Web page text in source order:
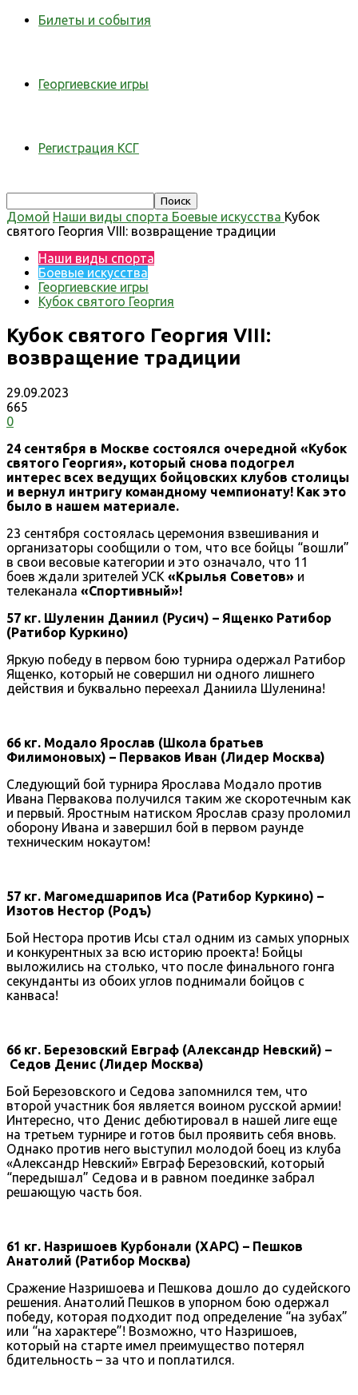
Билеты и события
Георгиевские игры
Регистрация КСГ
Домой Наши виды спорта Боевые искусства Кубок
святого Георгия VIII: возвращение традиции
Наши виды спорта
Боевые искусства
Георгиевские игры
Кубок святого Георгия
Кубок святого Георгия VIII:
возвращение традиции
29.09.2023
665
0
24 сентября в Москве состоялся очередной «Кубок
святого Георгия», который снова подогрел
интерес всех ведущих бойцовских клубов столицы
и вернул интригу командному чемпионату! Как это
было в нашем материале.
23 сентября состоялась церемония взвешивания и
организаторы сообщили о том, что все бойцы “вошли”
в свои весовые категории и это означало, что 11
боев ждали зрителей УСК «Крылья Советов» и
телеканала «Спортивный»!
57 кг. Шуленин Даниил (Русич) – Ященко Ратибор
(Ратибор Куркино)
Яркую победу в первом бою турнира одержал Ратибор
Ященко, который не совершил ни одного лишнего
действия и буквально переехал Даниила Шуленина!
66 кг. Модало Ярослав (Школа братьев
Филимоновых) – Перваков Иван (Лидер Москва)
Следующий бой турнира Ярослава Модало против
Ивана Первакова получился таким же скоротечным как
и первый. Яростным натиском Ярослав сразу проломил
оборону Ивана и завершил бой в первом раунде
техническим нокаутом!
57 кг. Магомедшарипов Иса (Ратибор Куркино) –
Изотов Нестор (Родъ)
Бой Нестора против Исы стал одним из самых упорных
и конкурентных за всю историю проекта! Бойцы
выложились на столько, что после финального гонга
секунданты из обоих углов поднимали бойцов с
канваса!
66 кг. Березовский Евграф (Александр Невский) –
Седов Денис (Лидер Москва)
Бой Березовского и Седова запомнился тем, что
второй участник боя является воином русской армии!
Интересно, что Денис дебютировал в нашей лиге еще
на третьем турнире и готов был проявить себя вновь.
Однако против него выступил молодой боец из клуба
«Александр Невский» Евграф Березовский, который
“передышал” Седова и в равном поединке забрал
решающую часть боя.
61 кг. Назришоев Курбонали (ХАРС) – Пешков
Анатолий (Ратибор Москва)
Сражение Назришоева и Пешкова дошло до судейского
решения. Анатолий Пешков в упорном бою одержал
победу, которая подходит под определение “на зубах”
или “на характере”! Возможно, что Назришоев,
который на старте имел преимущество потерял
бдительность – за что и поплатился.